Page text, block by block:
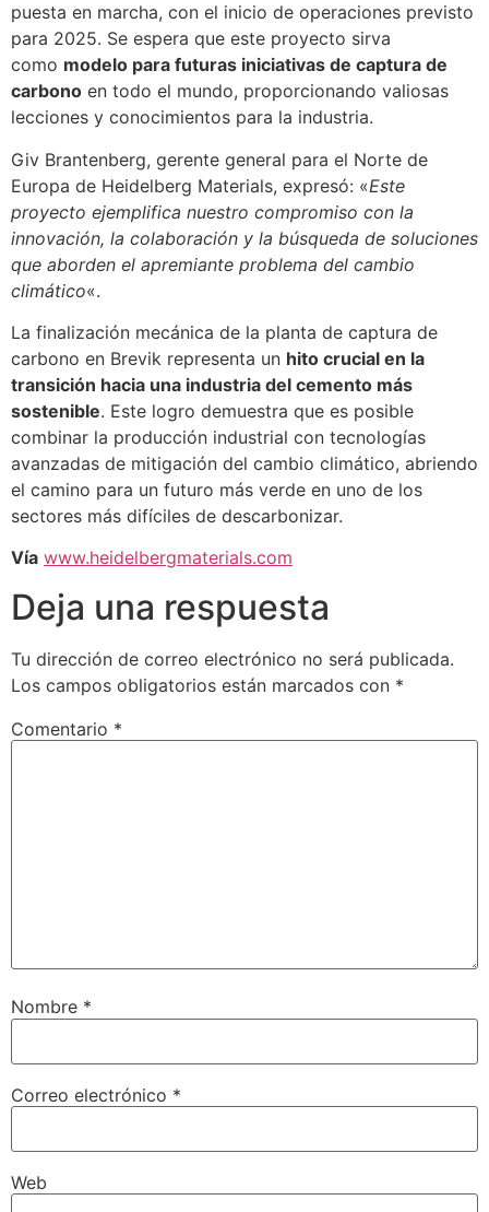
puesta en marcha, con el inicio de operaciones previsto
para 2025. Se espera que este proyecto sirva
como modelo para futuras iniciativas de captura de
carbono en todo el mundo, proporcionando valiosas
lecciones y conocimientos para la industria.
Giv Brantenberg, gerente general para el Norte de
Europa de Heidelberg Materials, expresó: «Este
proyecto ejemplifica nuestro compromiso con la
innovación, la colaboración y la búsqueda de soluciones
que aborden el apremiante problema del cambio
climático«.
La finalización mecánica de la planta de captura de
carbono en Brevik representa un hito crucial en la
transición hacia una industria del cemento más
sostenible. Este logro demuestra que es posible
combinar la producción industrial con tecnologías
avanzadas de mitigación del cambio climático, abriendo
el camino para un futuro más verde en uno de los
sectores más difíciles de descarbonizar.
Vía www.heidelbergmaterials.com
Deja una respuesta
Tu dirección de correo electrónico no será publicada.
Los campos obligatorios están marcados con *
Comentario *
Nombre *
Correo electrónico *
Web